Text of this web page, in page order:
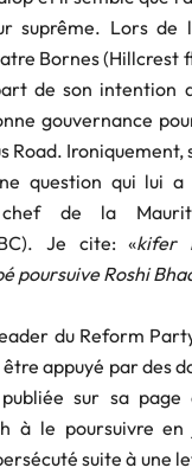
suprême. Lors de
Bornes (Hillcrest
de son intention
gouvernance
Road.
question qui lui
de la
Je cite: «kifer
poursuive Roshi
du Reform
être appuyé par des
sur sa
à le poursuivre
suite à une